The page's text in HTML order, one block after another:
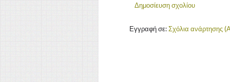
Δημοσίευση σχολίου
Εγγραφή σε:Σχόλια ανάρτησης